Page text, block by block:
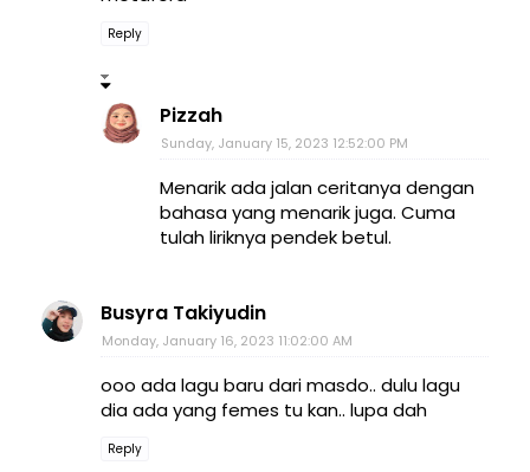
Reply
Pizzah
Sunday, January 15, 2023 12:52:00 PM
Menarik ada jalan ceritanya dengan
bahasa yang menarik juga. Cuma
tulah liriknya pendek betul.
Busyra Takiyudin
Monday, January 16, 2023 11:02:00 AM
ooo ada lagu baru dari masdo.. dulu lagu
dia ada yang femes tu kan.. lupa dah
Reply